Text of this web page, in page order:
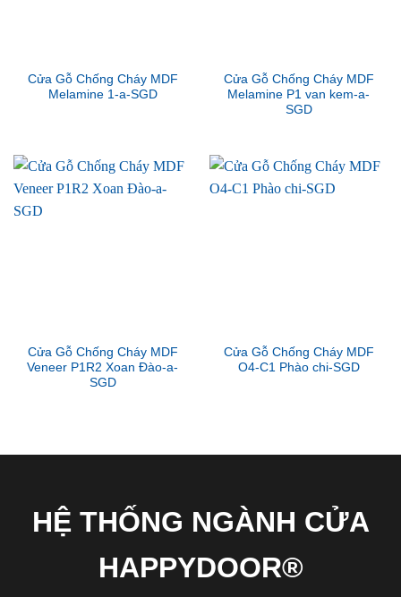
Cửa Gỗ Chống Cháy MDF
Melamine 1-a-SGD
Cửa Gỗ Chống Cháy MDF
Melamine P1 van kem-a-
SGD
Cửa Gỗ Chống Cháy MDF
Veneer P1R2 Xoan Đào-a-
SGD
Cửa Gỗ Chống Cháy MDF
O4-C1 Phào chi-SGD
HỆ THỐNG NGÀNH CỬA
HAPPYDOOR®